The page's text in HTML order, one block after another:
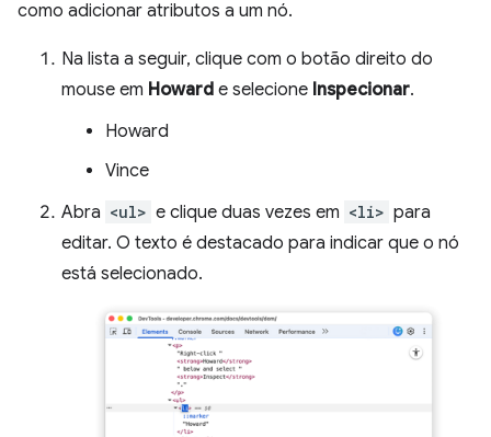
como adicionar atributos a um nó.
Na lista a seguir, clique com o botão direito do
mouse em Howard e selecione Inspecionar.
Howard
Vince
Abra <ul> e clique duas vezes em <li> para
editar. O texto é destacado para indicar que o nó
está selecionado.